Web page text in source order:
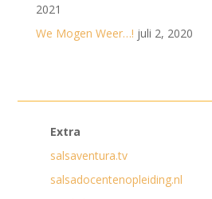
2021
We Mogen Weer…! juli 2, 2020
Extra
salsaventura.tv
salsadocentenopleiding.nl